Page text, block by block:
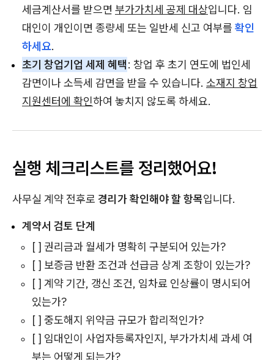
세금계산서를 받으면 부가가치세 공제 대상입니다. 임
대인이 개인이면 종량세 또는 일반세 신고 여부를 확인
하세요.
초기 창업기업 세제 혜택: 창업 후 초기 연도에 법인세
감면이나 소득세 감면을 받을 수 있습니다. 소재지 창업
지원센터에 확인하여 놓치지 않도록 하세요.
실행 체크리스트를 정리했어요!
사무실 계약 전후로 경리가 확인해야 할 항목입니다.
계약서 검토 단계
[ ] 권리금과 월세가 명확히 구분되어 있는가?
[ ] 보증금 반환 조건과 선급금 상계 조항이 있는가?
[ ] 계약 기간, 갱신 조건, 임차료 인상률이 명시되어
있는가?
[ ] 중도해지 위약금 규모가 합리적인가?
[ ] 임대인이 사업자등록자인지, 부가가치세 과세 여
부는 어떻게 되는가?